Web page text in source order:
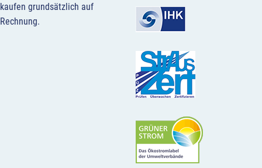
kaufen grundsätzlich auf
Rechnung.